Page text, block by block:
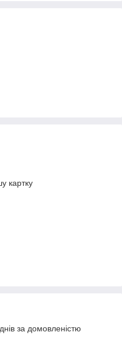
картку
за домовленістю